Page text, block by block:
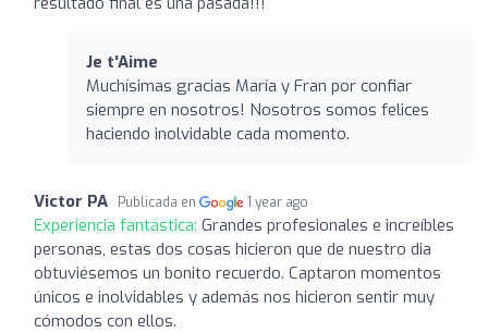
Je t'Aime
Muchísimas gracias María y Fran por confiar
siempre en nosotros! Nosotros somos felices
haciendo inolvidable cada momento.
Victor PA Publicada en 1 year ago
Experiencia fantástica: Grandes profesionales e increíbles
personas, estas dos cosas hicieron que de nuestro dia
obtuviésemos un bonito recuerdo. Captaron momentos
únicos e inolvidables y además nos hicieron sentir muy
cómodos con ellos.